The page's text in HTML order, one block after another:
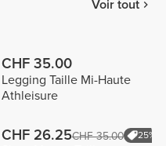
Voir tout
CHF 35.00
Legging Taille Mi-Haute
Athleisure
CHF 26.25CHF 35.00 25%